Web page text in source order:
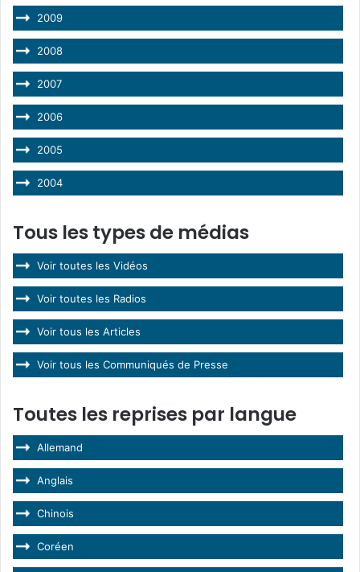
2009
2008
2007
2006
2005
2004
Tous les types de médias
Voir toutes les Vidéos
Voir toutes les Radios
Voir tous les Articles
Voir tous les Communiqués de Presse
Toutes les reprises par langue
Allemand
Anglais
Chinois
Coréen